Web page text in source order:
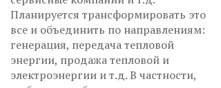
Планируется трансформировать это
все и объединить по направлениям:
генерация, передача тепловой
энергии, продажа тепловой и
электроэнергии и т.д. В частности,